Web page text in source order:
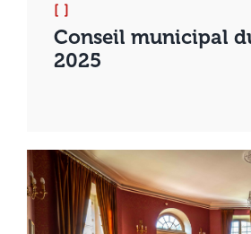
[ ]
Conseil municipal
2025